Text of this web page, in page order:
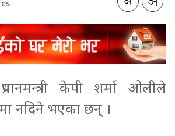
केपी शर्मा ओलीले
नदिने भएका छन् ।